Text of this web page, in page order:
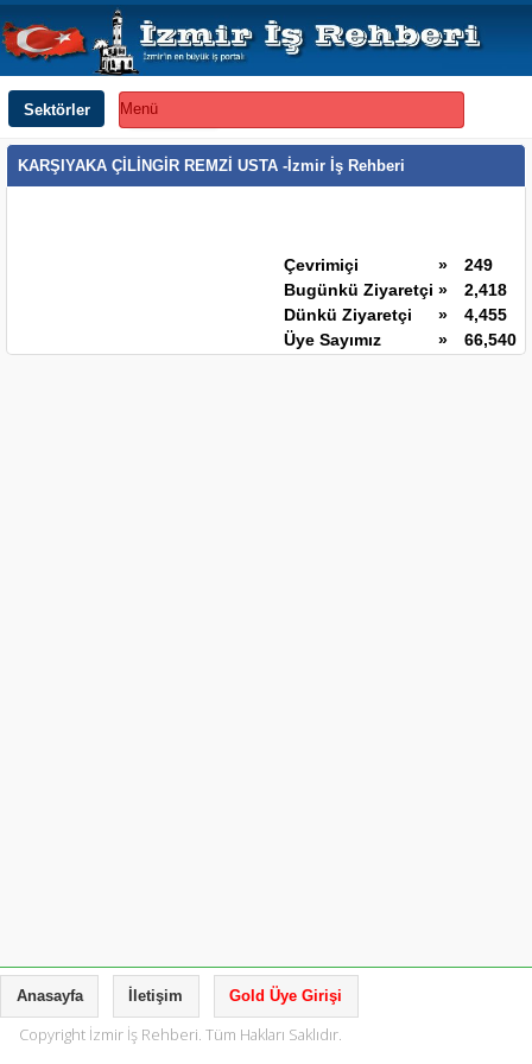
Sektörler Menü
KARŞIYAKA ÇİLİNGİR REMZİ USTA -İzmir İş Rehberi
Çevrimiçi »
249
Bugünkü Ziyaretçi »
2,418
Dünkü Ziyaretçi
»
4,455
Üye Sayımız
» 66,540
Anasayfa İletişim Gold Üye Girişi
Copyright İzmir İş Rehberi. Tüm Hakları Saklıdır.